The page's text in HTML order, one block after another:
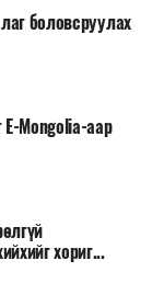
бусад
бусад кино,
2026 оны
Харин
горимд
боловсруулах
E-Mongolia-аар
хориг...